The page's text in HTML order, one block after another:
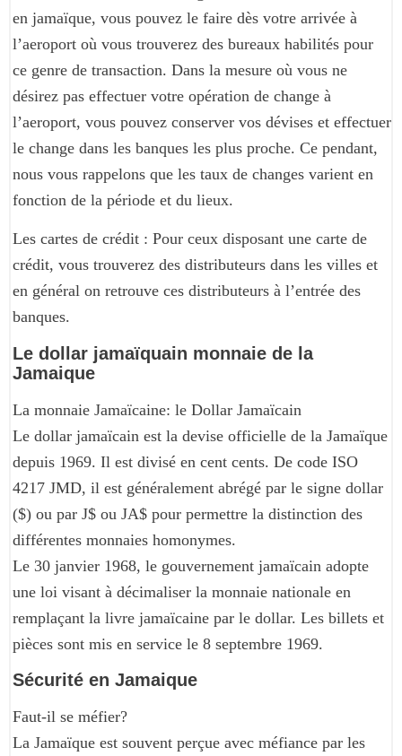
en jamaïque, vous pouvez le faire dès votre arrivée à
l’aeroport où vous trouverez des bureaux habilités pour
ce genre de transaction. Dans la mesure où vous ne
désirez pas effectuer votre opération de change à
l’aeroport, vous pouvez conserver vos dévises et effectuer
le change dans les banques les plus proche. Ce pendant,
nous vous rappelons que les taux de changes varient en
fonction de la période et du lieux.
Les cartes de crédit : Pour ceux disposant une carte de
crédit, vous trouverez des distributeurs dans les villes et
en général on retrouve ces distributeurs à l’entrée des
banques.
Le dollar jamaïquain monnaie de la
Jamaique
La monnaie Jamaïcaine: le Dollar Jamaïcain
Le dollar jamaïcain est la devise officielle de la Jamaïque
depuis 1969. Il est divisé en cent cents. De code ISO
4217 JMD, il est généralement abrégé par le signe dollar
($) ou par J$ ou JA$ pour permettre la distinction des
différentes monnaies homonymes.
Le 30 janvier 1968, le gouvernement jamaïcain adopte
une loi visant à décimaliser la monnaie nationale en
remplaçant la livre jamaïcaine par le dollar. Les billets et
pièces sont mis en service le 8 septembre 1969.
Sécurité en Jamaique
Faut-il se méfier?
La Jamaïque est souvent perçue avec méfiance par les